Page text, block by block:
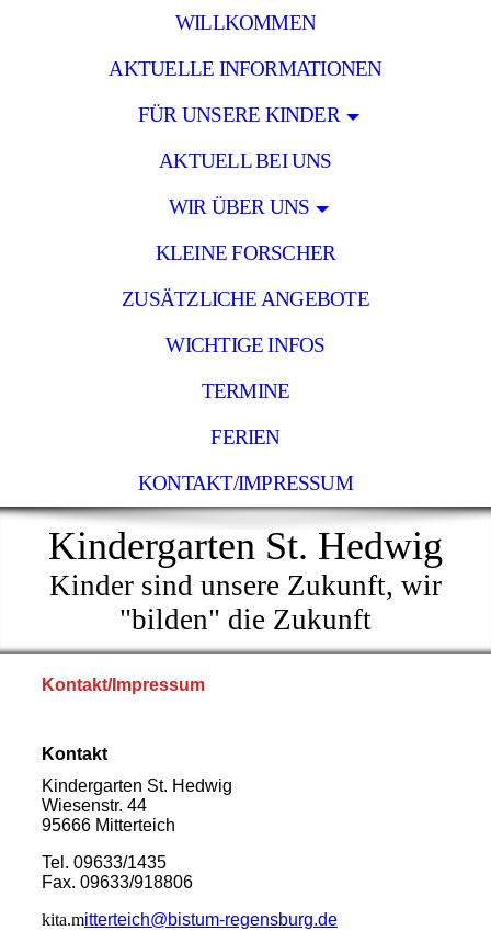
WILLKOMMEN
AKTUELLE INFORMATIONEN
FÜR UNSERE KINDER
AKTUELL BEI UNS
WIR ÜBER UNS
KLEINE FORSCHER
ZUSÄTZLICHE ANGEBOTE
WICHTIGE INFOS
TERMINE
FERIEN
KONTAKT/IMPRESSUM
Kindergarten St. Hedwig
Kinder sind unsere Zukunft, wir
"bilden" die Zukunft
Kontakt/Impressum
Kontakt
Kindergarten St. Hedwig
Wiesenstr. 44
95666 Mitterteich
Tel. 09633/1435
Fax. 09633/918806
kita.mitterteich@bistum-regensburg.de